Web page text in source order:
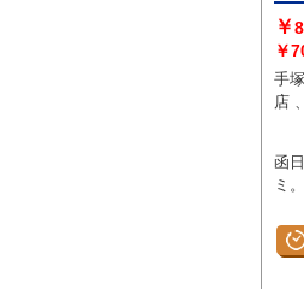
￥
￥
手塚良
函
ミ